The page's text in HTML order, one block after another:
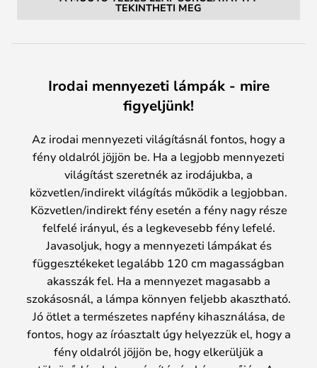
TEKINTHETI MEG
Irodai mennyezeti lámpák - mire
figyeljünk!
Az irodai mennyezeti világításnál fontos, hogy a
fény oldalról jöjjön be. Ha a legjobb mennyezeti
világítást szeretnék az irodájukba, a
közvetlen/indirekt világítás működik a legjobban.
Közvetlen/indirekt fény esetén a fény nagy része
felfelé irányul, és a legkevesebb fény lefelé.
Javasoljuk, hogy a mennyezeti lámpákat és
függesztékeket legalább 120 cm magasságban
akasszák fel. Ha a mennyezet magasabb a
szokásosnál, a lámpa könnyen feljebb akasztható.
Jó ötlet a természetes napfény kihasználása, de
fontos, hogy az íróasztalt úgy helyezzük el, hogy a
fény oldalról jöjjön be, hogy elkerüljük a